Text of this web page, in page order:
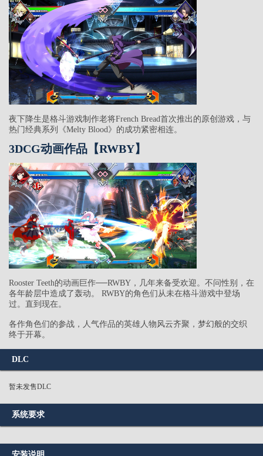
夜下降生是格斗游戏制作老将French Bread首次推出的原创游戏，与
热门经典系列《Melty Blood》的成功紧密相连。
3DCG动画作品【RWBY】
Rooster Teeth的动画巨作──RWBY，几年来备受欢迎。不问性别，在
各年龄层中造成了轰动。 RWBY的角色们从未在格斗游戏中登场
过。直到现在。
各作角色们的参战，人气作品的英雄人物风云齐聚，梦幻般的交织
终于开幕。
DLC
暂未发售DLC
系统要求